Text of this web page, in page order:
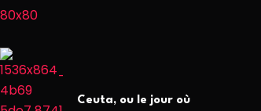
Ceuta, ou le jour où